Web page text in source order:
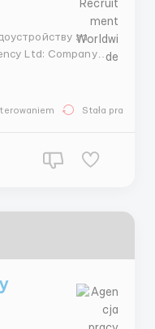
за
Ltd: Company
Stała praca